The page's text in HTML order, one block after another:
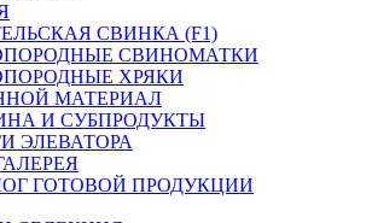
СВИНКА (F1)
СВИНОМАТКИ
ХРЯКИ
МАТЕРИАЛ
И СУБПРОДУКТЫ
ЭЛЕВАТОРА
ГОТОВОЙ ПРОДУКЦИИ